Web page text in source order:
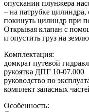
опускании плунжера
– на патрубке цилиндра,
покинуть цилиндр при
Открывая клапан с
и опустить груз на
Комплектация:
домкрат путевой
рукоятка ДПГ 10-07.000
руководство по
комплект запасных
Особенность: